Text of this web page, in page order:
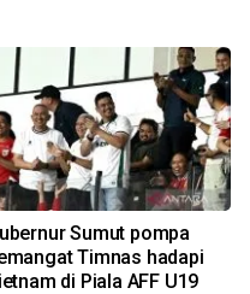
Sumut pompa
Timnas hadapi
di Piala AFF U19